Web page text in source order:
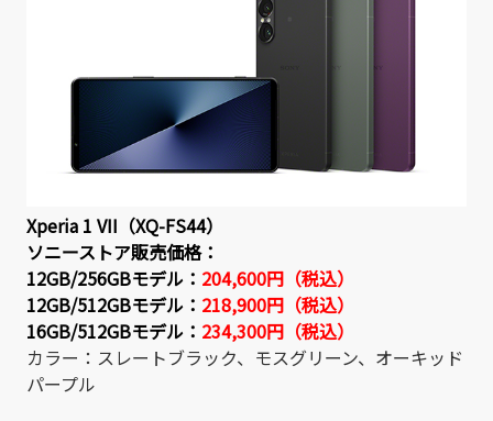
Xperia 1 VII（XQ-FS44）
ソニーストア販売価格：
12GB/256GBモデル： 204,600円（税込）
12GB/512GBモデル： 218,900円（税込）
16GB/512GBモデル： 234,300円（税込）
カラー：スレートブラック、モスグリーン、オーキッド
パープル